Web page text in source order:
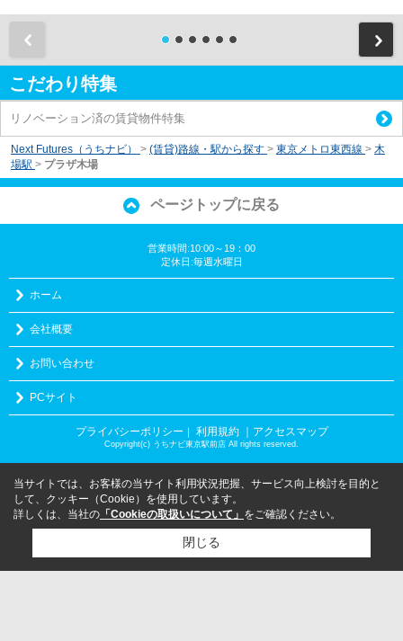
こだわり特集
リノベーション済の賃貸物件特集
Next Futures（うちナビ） > (賃貸)路線・駅から探す > 東京メトロ東西線 > 木
場駅 > プラザ木場
ページトップに戻る
営業時間:10:00～19：00
定休日:毎週水曜日
ホーム
会社概要
お問い合わせ
PCサイト
プライバシーポリシー 利用規約 ｜アクセスマップ
Copyright(c) うちナビ東京駅前店 All rights reserved.
当サイトでは、お客様の当サイト利用状況把握、サービス向上検討を目的と
して、クッキー（Cookie）を使用しています。
詳しくは、当社の 「Cookieの取扱いについて」 をご確認ください。
閉じる